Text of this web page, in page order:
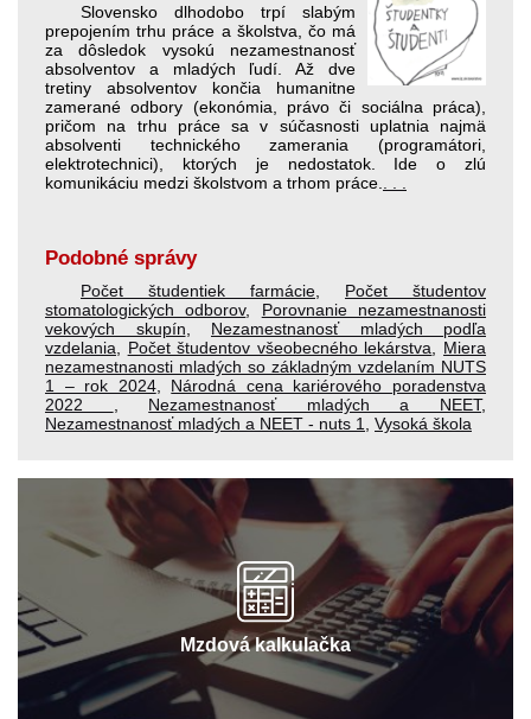
Slovensko dlhodobo trpí slabým
prepojením trhu práce a školstva, čo má
za dôsledok vysokú nezamestnanosť
absolventov a mladých ľudí. Až dve
tretiny absolventov končia humanitne
zamerané odbory (ekonómia, právo či sociálna práca),
pričom na trhu práce sa v súčasnosti uplatnia najmä
absolventi technického zamerania (programátori,
elektrotechnici), ktorých je nedostatok. Ide o zlú
komunikáciu medzi školstvom a trhom práce.
Podobné správy
Počet študentiek farmácie
Počet študentov
stomatologických odborov, Porovnanie nezamestnanosti
vekových skupín
Nezamestnanosť mladých podľa
vzdelania
Počet študentov všeobecného lekárstva
Miera
nezamestnanosti mladých so základným vzdelaním NUTS
1 – rok 2024, Národná cena kariérového poradenstva
2022
Nezamestnanosť mladých a NEET,
Nezamestnanosť mladých a NEET - nuts 1
Vysoká škola
Mzdová kalkulačka